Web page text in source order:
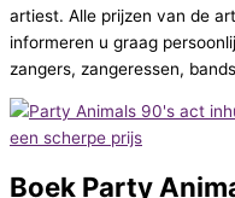
artiest. Alle prijzen van de
informeren u graag
zangers, zangeressen, bands
Boek Party